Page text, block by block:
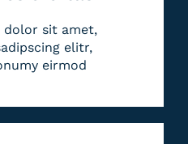
dolor sit amet,
elitr,
eirmod